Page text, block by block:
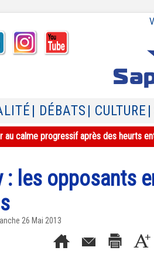
| DÉBATS | CULTURE
au calme progressif après des heurts
: les opposants
26 Mai 2013